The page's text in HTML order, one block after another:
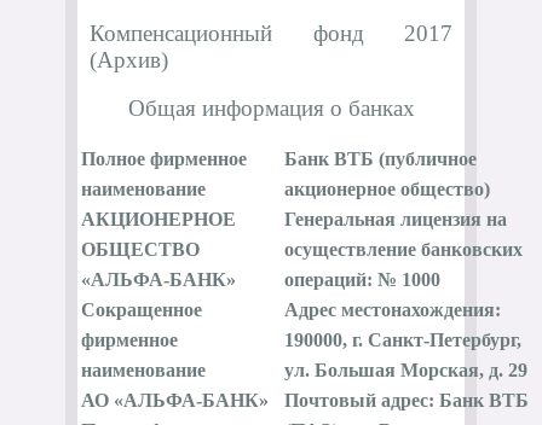
Компенсационный фонд 2017
(Архив)
Общая информация о банках
Полное фирменное
наименование
АКЦИОНЕРНОЕ
ОБЩЕСТВО
«АЛЬФА-БАНК»
Сокращенное
фирменное
наименование
АО «АЛЬФА-БАНК»
Банк ВТБ (публичное
акционерное общество)
Генеральная лицензия на
осуществление банковских
операций: № 1000
Адрес местонахождения:
190000, г. Санкт-Петербург,
ул. Большая Морская, д. 29
Почтовый адрес: Банк ВТБ